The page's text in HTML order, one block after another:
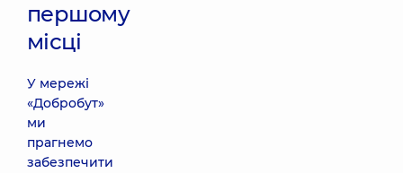
першому
місці
У мережі
«Добробут»
ми
прагнемо
забезпечити